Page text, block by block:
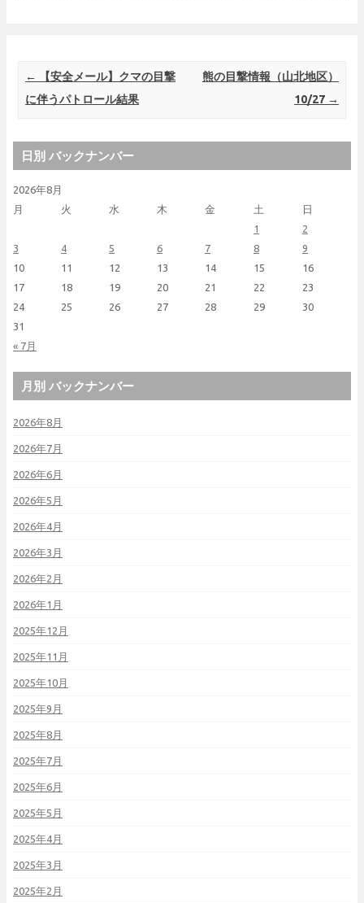
Post navigation
←
【安全メール】クマの目撃
に伴うパトロール結果
熊の目撃情報（山北地区）
10/27 →
日別 バックナンバー
2026年8月
月
火 水 木 金 土 日
« 7月
1
2
3
4 5 6 7 8
9
10
11 12 13 14 15
16
17
18 19 20 21 22
23
24
25 26 27 28 29
30
31
月別 バックナンバー
2026年8月
2026年7月
2026年6月
2026年5月
2026年4月
2026年3月
2026年2月
2026年1月
2025年12月
2025年11月
2025年10月
2025年9月
2025年8月
2025年7月
2025年6月
2025年5月
2025年4月
2025年3月
2025年2月